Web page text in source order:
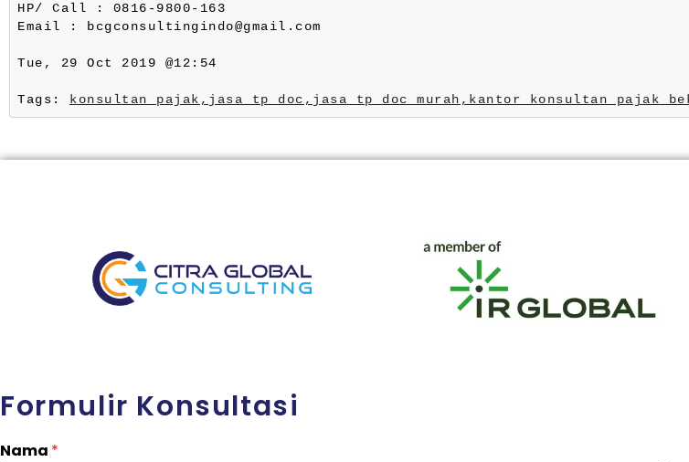
HP/ Call : 0816-9800-163
Email : bcgconsultingindo@gmail.com
Tue, 29 Oct 2019 @12:54
Tags: konsultan pajak, jasa tp doc, jasa tp doc murah, kantor konsultan pajak
Formulir Konsultasi
Nama *